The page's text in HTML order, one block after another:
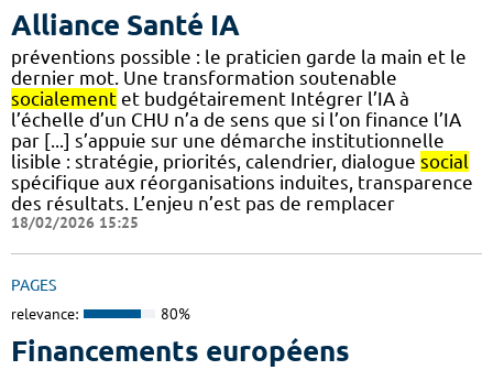
Alliance Santé IA
préventions possible : le praticien garde la main et le
dernier mot. Une transformation soutenable
socialement et budgétairement Intégrer l’IA à
l’échelle d’un CHU n’a de sens que si l’on finance l’IA
par [...] s’appuie sur une démarche institutionnelle
lisible : stratégie, priorités, calendrier, dialogue social
spécifique aux réorganisations induites, transparence
des résultats. L’enjeu n’est pas de remplacer
18/02/2026 15:25
PAGES
relevance: 80%
Financements européens